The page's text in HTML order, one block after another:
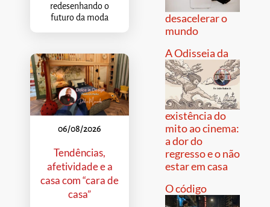
redesenhando o
futuro da moda
06/08/2026
Tendências,
afetividade e a
casa com “cara de
casa”
desacelerar o
mundo
A Odisseia da
existência do
mito ao cinema:
a dor do
regresso e o não
estar em casa
O código